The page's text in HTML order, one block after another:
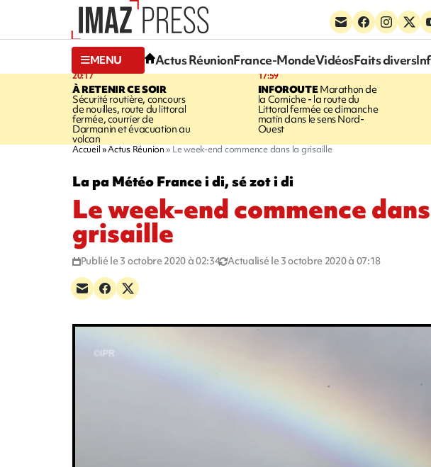
MENU Actus RéunionFrance-MondeVidéosFaits divers
20:17
À RETENIR CE SOIR
Sécurité routière, concours
de nouilles, route du littoral
fermée, courrier de
Darmanin et évacuation au
volcan
17:59
INFOROUTEMarathon de
la Corniche - la route du
Littoral fermée ce dimanche
matin dans le sens Nord-
Ouest
Accueil Actus Réunion Le week-end commence dans la grisaille
La pa Météo France i di, sé zot i di
Le week-end commence
grisaille
Publié le 3 octobre 2020 à 02:34 Actualisé le 3 octobre 2020 à 07:18